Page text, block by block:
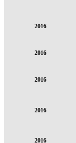
2016
2016
2016
2016
2016